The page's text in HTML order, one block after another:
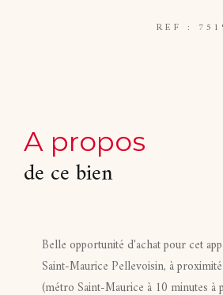
REF :
a propos
de ce bien
Belle opportunité d'achat pour cet
Saint-Maurice Pellevoisin, à
(métro Saint-Maurice à 10 minutes à